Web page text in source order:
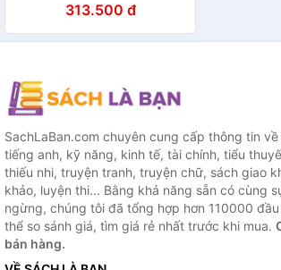
Thành Công Bằng Sự Tử Tế
+ Ước Mơ Của Bạn Nhất
Định Thành Hiện Thực +
Lửa
313.500 đ
SachLaBan.com chuyên cung cấp thông tin
tiếng anh, kỹ năng, kinh tế, tài chính, tiểu
thiếu nhi, truyện tranh, truyện chữ, sách giao
khảo, luyện thi... Bằng khả năng sẵn có cùng
ngừng, chúng tôi đã tổng hợp hơn 110000
thể so sánh giá, tìm giá rẻ nhất trước khi mua.
bán hàng.